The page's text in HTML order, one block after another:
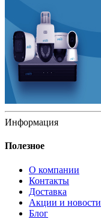
Информация
Полезное
О компании
Контакты
Доставка
Акции и новости
Блог